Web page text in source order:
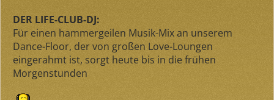
DER LIFE-CLUB-DJ:
Für einen hammergeilen Musik-Mix an unserem
Dance-Floor, der von großen Love-Loungen
eingerahmt ist, sorgt heute bis in die frühen
Morgenstunden